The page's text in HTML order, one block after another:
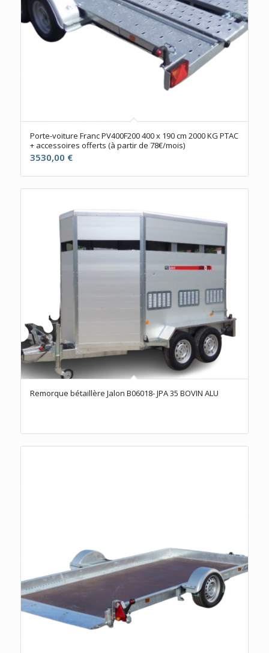
Porte-voiture Franc PV400F200 400 x 190 cm 2000 KG PTAC
+ accessoires offerts (à partir de 78€/mois)
3530,00 €
Remorque bétaillère Jalon B06018- JPA 35 BOVIN ALU